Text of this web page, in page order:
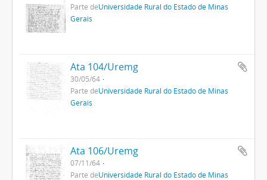
Parte deUniversidade Rural do Estado de Minas
Gerais
Ata 104/Uremg
30/05/64
Parte deUniversidade Rural do Estado de Minas
Gerais
Ata 106/Uremg
07/11/64
Parte deUniversidade Rural do Estado de Minas